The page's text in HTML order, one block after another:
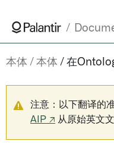
本体 本体 在
注意：以下翻译的
AIP ↗ 从原始英文